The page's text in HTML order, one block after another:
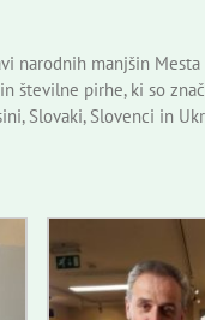
narodnih manjšin
številne pirhe, ki so
Slovaki, Slovenci in